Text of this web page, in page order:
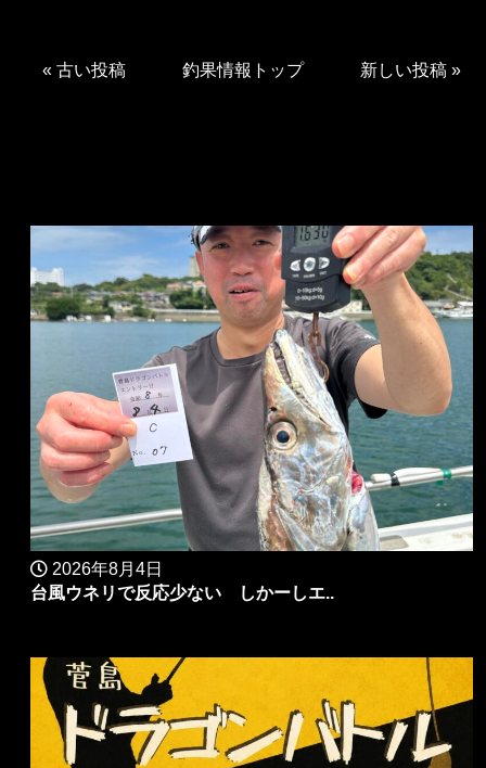
«古い投稿 釣果情報トップ 新しい投稿 »
2026年8月4日
台風ウネリで反応少ない しかーしエ..